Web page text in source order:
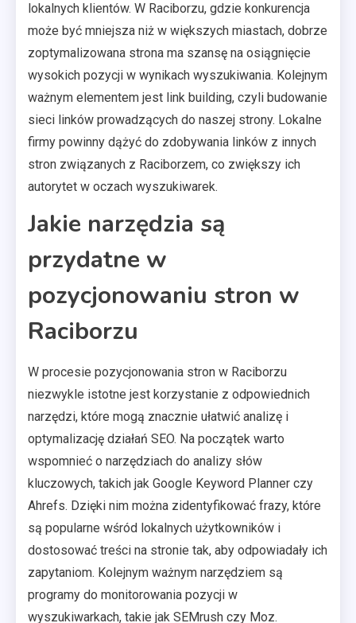
lokalnych klientów. W Raciborzu, gdzie konkurencja
może być mniejsza niż w większych miastach, dobrze
zoptymalizowana strona ma szansę na osiągnięcie
wysokich pozycji w wynikach wyszukiwania. Kolejnym
ważnym elementem jest link building, czyli budowanie
sieci linków prowadzących do naszej strony. Lokalne
firmy powinny dążyć do zdobywania linków z innych
stron związanych z Raciborzem, co zwiększy ich
autorytet w oczach wyszukiwarek.
Jakie narzędzia są
przydatne w
pozycjonowaniu stron w
Raciborzu
W procesie pozycjonowania stron w Raciborzu
niezwykle istotne jest korzystanie z odpowiednich
narzędzi, które mogą znacznie ułatwić analizę i
optymalizację działań SEO. Na początek warto
wspomnieć o narzędziach do analizy słów
kluczowych, takich jak Google Keyword Planner czy
Ahrefs. Dzięki nim można zidentyfikować frazy, które
są popularne wśród lokalnych użytkowników i
dostosować treści na stronie tak, aby odpowiadały ich
zapytaniom. Kolejnym ważnym narzędziem są
programy do monitorowania pozycji w
wyszukiwarkach, takie jak SEMrush czy Moz.